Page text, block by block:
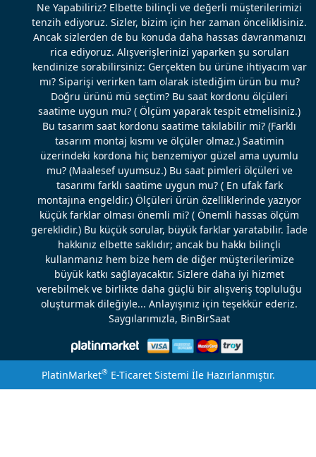
Ne Yapabiliriz? Elbette bilinçli ve değerli müşterilerimizi
tenzih ediyoruz. Sizler, bizim için her zaman önceliklisiniz.
Ancak sizlerden de bu konuda daha hassas davranmanızı
rica ediyoruz. Alışverişlerinizi yaparken şu soruları
kendinize sorabilirsiniz: Gerçekten bu ürüne ihtiyacım var
mı? Siparişi verirken tam olarak istediğim ürün bu mu?
Doğru ürünü mü seçtim? Bu saat kordonu ölçüleri
saatime uygun mu? ( Ölçüm yaparak tespit etmelisiniz.)
Bu tasarım saat kordonu saatime takılabilir mi? (Farklı
tasarım montaj kısmı ve ölçüler olmaz.) Saatimin
üzerindeki kordona hiç benzemiyor güzel ama uyumlu
mu? (Maalesef uyumsuz.) Bu saat pimleri ölçüleri ve
tasarımı farklı saatime uygun mu? ( En ufak fark
montajına engeldir.) Ölçüleri ürün özelliklerinde yazıyor
küçük farklar olması önemli mi? ( Önemli hassas ölçüm
gereklidir.) Bu küçük sorular, büyük farklar yaratabilir. İade
hakkınız elbette saklıdır; ancak bu hakkı bilinçli
kullanmanız hem bize hem de diğer müşterilerimize
büyük katkı sağlayacaktır. Sizlere daha iyi hizmet
verebilmek ve birlikte daha güçlü bir alışveriş topluluğu
oluşturmak dileğiyle... Anlayışınız için teşekkür ederiz.
Saygılarımızla, BinBirSaat
PlatinMarket®E-Ticaret Sistemi İle Hazırlanmıştır.